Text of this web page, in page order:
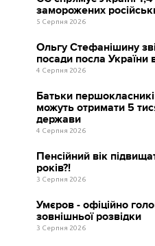
заморожених
5 Серпня 2026
Ольгу Стефанішину
посади посла
4 Серпня 2026
Батьки
можуть отримати 5
держави
4 Серпня 2026
Пенсійний вік
років?!
3 Серпня 2026
Умєров - офіційно
зовнішньої розвідки
3 Серпня 2026